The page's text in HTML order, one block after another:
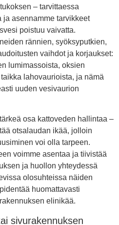
– tarvittaessa
asennamme tarvikkeet
poistuu vaivatta.
rännien, syöksyputkien,
vaihdot ja korjaukset:
lumimassoista, oksien
lahovaurioista, ja nämä
uuden vesivaurion
osa kattoveden hallintaa –
otsalaudan ikää, jolloin
voi olla tarpeen.
voimme asentaa ja tiivistää
ja huollon yhteydessä
olosuhteissa näiden
huomattavasti
elinikää.
sivurakennuksen